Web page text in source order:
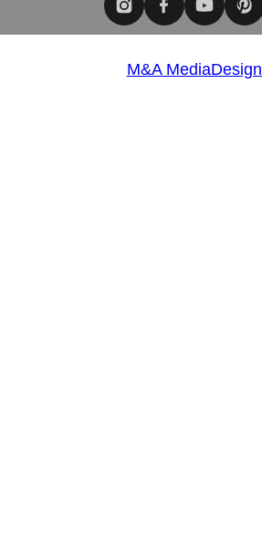
M&A MediaDesign